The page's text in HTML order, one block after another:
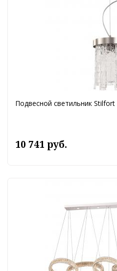
Подвесной светильник
10 741 руб.